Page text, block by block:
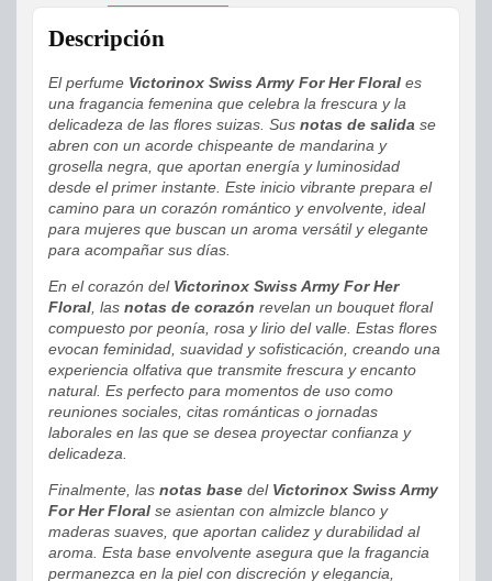
Descripción
El perfume Victorinox Swiss Army For Her Floral es
una fragancia femenina que celebra la frescura y la
delicadeza de las flores suizas. Sus notas de salida se
abren con un acorde chispeante de mandarina y
grosella negra, que aportan energía y luminosidad
desde el primer instante. Este inicio vibrante prepara el
camino para un corazón romántico y envolvente, ideal
para mujeres que buscan un aroma versátil y elegante
para acompañar sus días.
En el corazón del Victorinox Swiss Army For Her
Floral , las notas de corazón revelan un bouquet floral
compuesto por peonía, rosa y lirio del valle. Estas flores
evocan feminidad, suavidad y sofisticación, creando una
experiencia olfativa que transmite frescura y encanto
natural. Es perfecto para momentos de uso como
reuniones sociales, citas románticas o jornadas
laborales en las que se desea proyectar confianza y
delicadeza.
Finalmente, las notas base del Victorinox Swiss Army
For Her Floral se asientan con almizcle blanco y
maderas suaves, que aportan calidez y durabilidad al
aroma. Esta base envolvente asegura que la fragancia
permanezca en la piel con discreción y elegancia,